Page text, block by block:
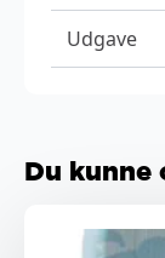
Udgave
Du kunne